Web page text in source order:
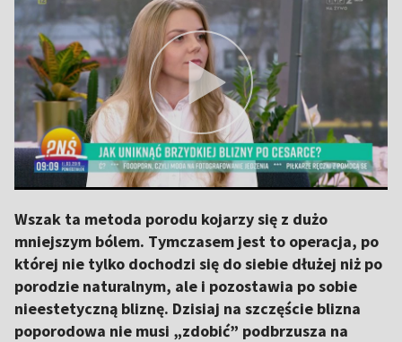
Wszak ta metoda porodu kojarzy się z dużo
mniejszym bólem. Tymczasem jest to operacja, po
której nie tylko dochodzi się do siebie dłużej niż po
porodzie naturalnym, ale i pozostawia po sobie
nieestetyczną bliznę. Dzisiaj na szczęście blizna
poporodowa nie musi „zdobić” podbrzusza na